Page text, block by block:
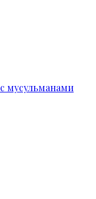
мусульманами